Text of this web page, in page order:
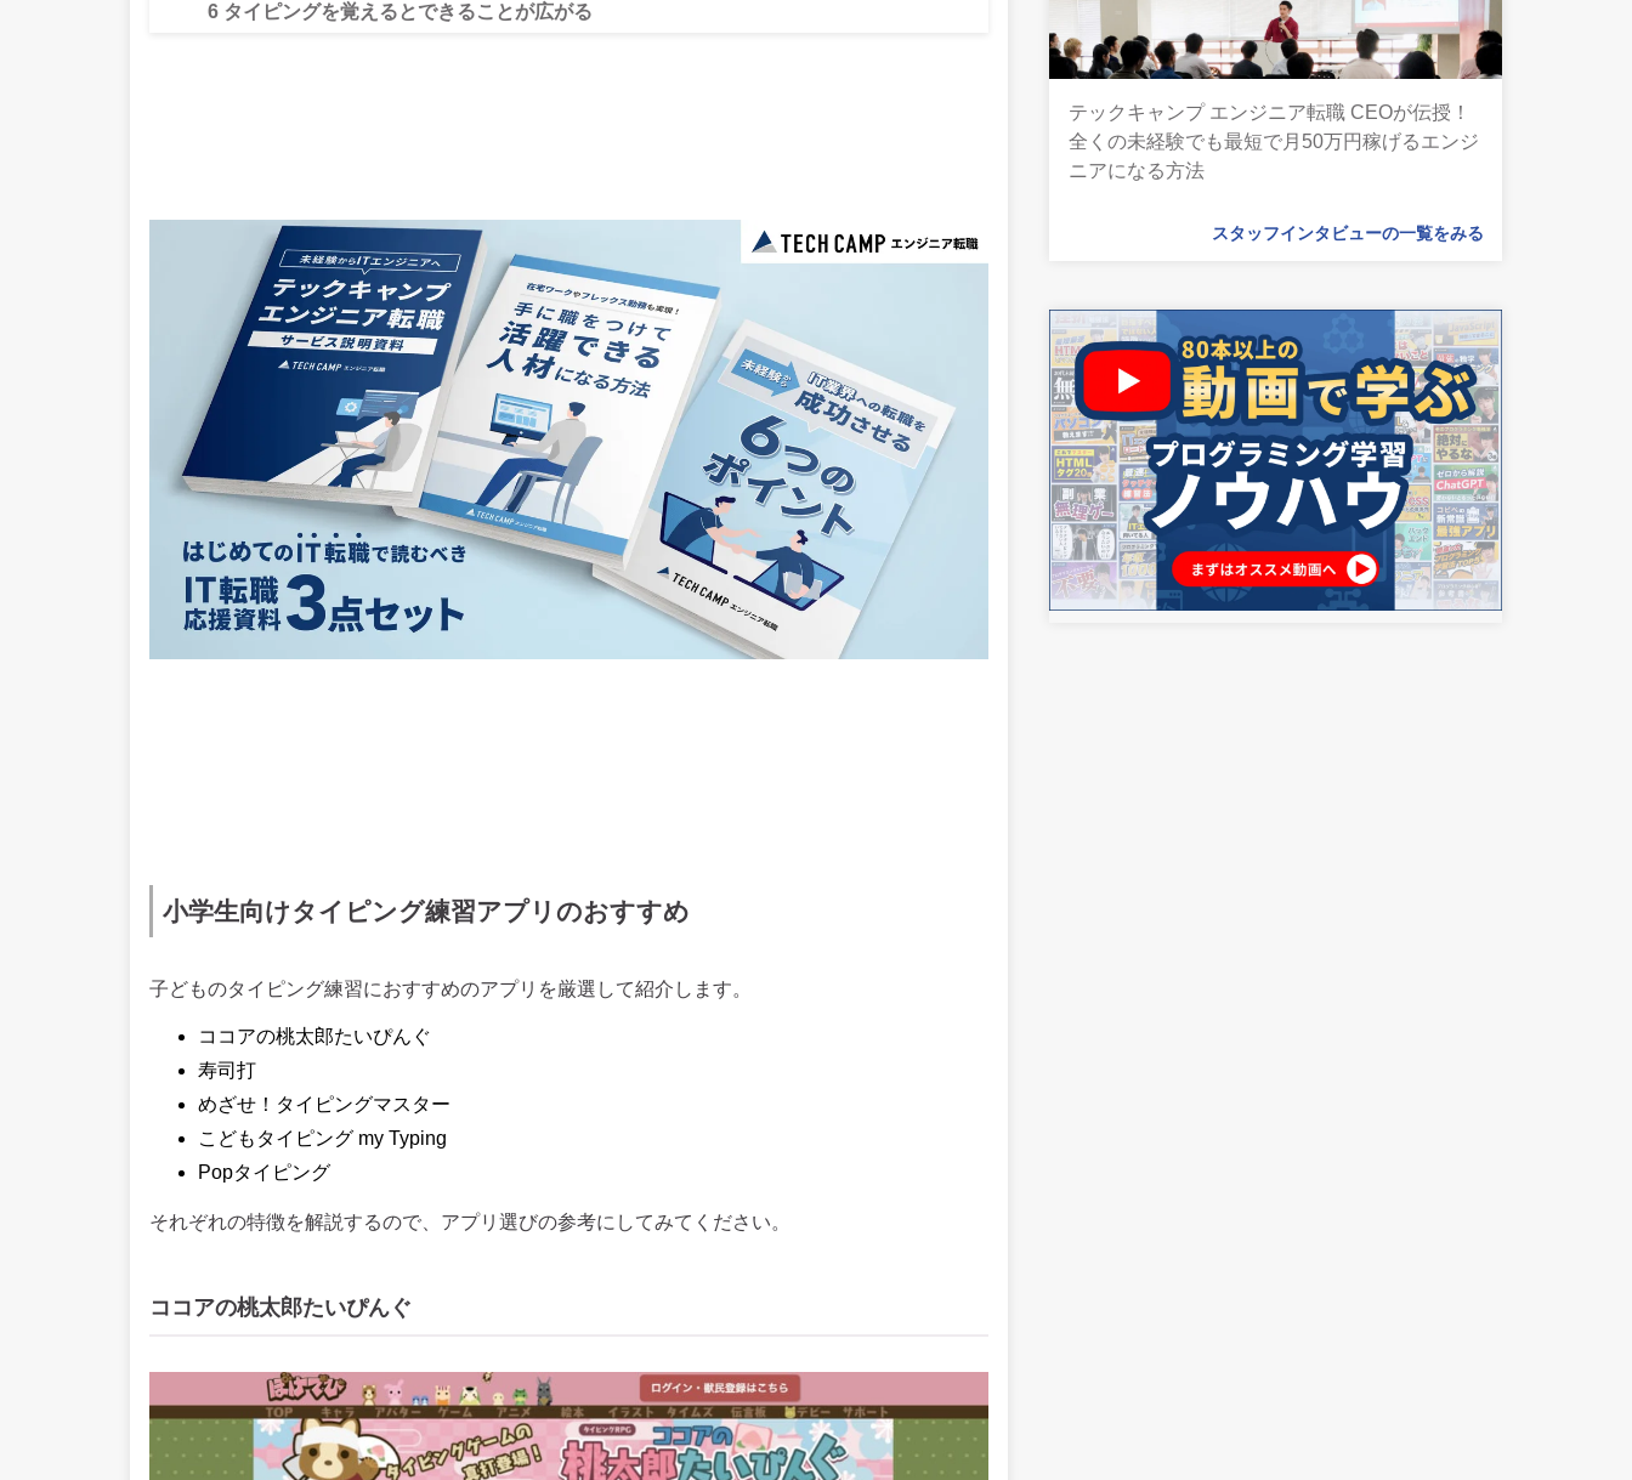
6 タイピングを覚えるとできることが広がる
小学生向けタイピング練習アプリのおすすめ
子どものタイピング練習におすすめのアプリを厳選して紹介します。
ココアの桃太郎たいぴんぐ
寿司打
めざせ！タイピングマスター
こどもタイピング my Typing
Popタイピング
それぞれの特徴を解説するので、アプリ選びの参考にしてみてください。
ココアの桃太郎たいぴんぐ
テックキャンプ エンジニア転職 CEOが伝授！
全くの未経験でも最短で月50万円稼げるエンジ
ニアになる方法
スタッフインタビューの一覧をみる